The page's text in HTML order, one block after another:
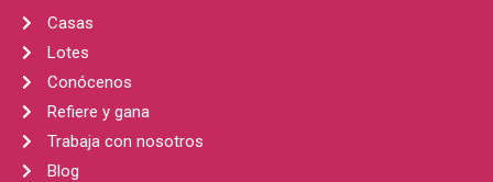
Casas
Lotes
Conócenos
Refiere y gana
Trabaja con nosotros
Blog